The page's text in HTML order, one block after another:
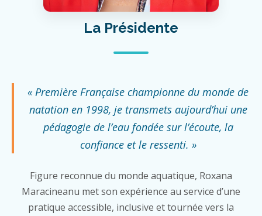
La Présidente
« Première Française championne du monde de
natation en 1998, je transmets aujourd’hui une
pédagogie de l’eau fondée sur l’écoute, la
confiance et le ressenti. »
Figure reconnue du monde aquatique, Roxana
Maracineanu met son expérience au service d’une
pratique accessible, inclusive et tournée vers la